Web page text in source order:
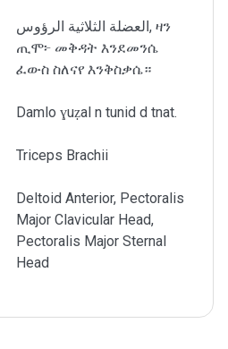
العضلة الثلاثية الرؤوس, ዛን
ጢሞ፦ መቅዳት እንደመንሴ
ፈውስ ስለናየ እንቅስቃሴ።
Damlo ɣuẓal n tunid d tnat.
Triceps Brachii
Deltoid Anterior, Pectoralis
Major Clavicular Head,
Pectoralis Major Sternal
Head